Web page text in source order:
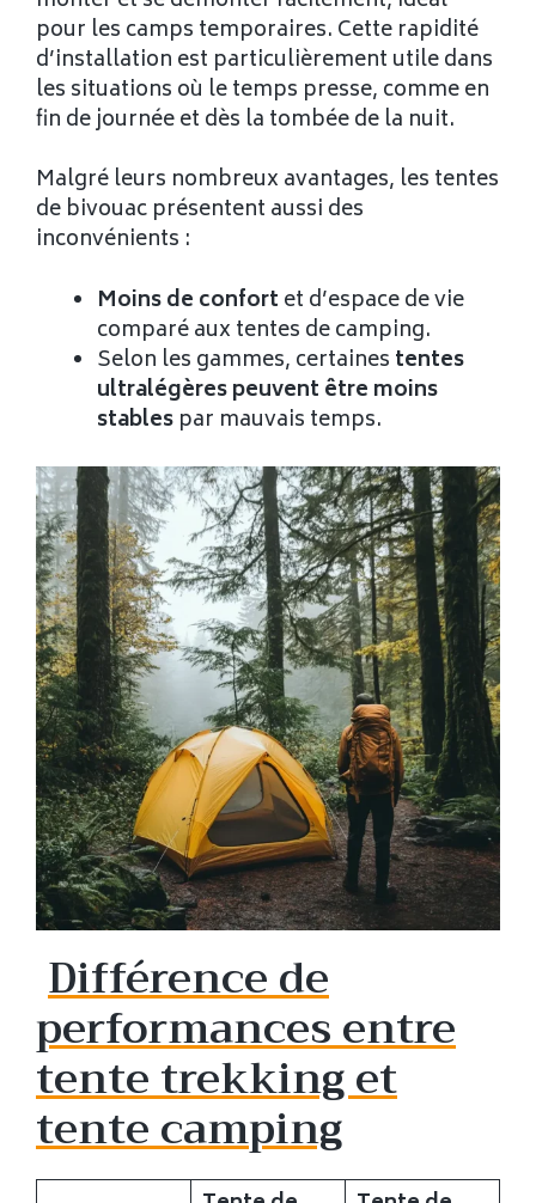
pour les camps temporaires. Cette rapidité
d’installation est particulièrement utile dans
les situations où le temps presse, comme en
fin de journée et dès la tombée de la nuit.
Malgré leurs nombreux avantages, les tentes
de bivouac présentent aussi des
inconvénients :
Moins de confort et d’espace de vie
comparé aux tentes de camping.
Selon les gammes, certaines tentes
ultralégères peuvent être moins
stables par mauvais temps.
Différence de
performances entre
tente trekking et
tente camping